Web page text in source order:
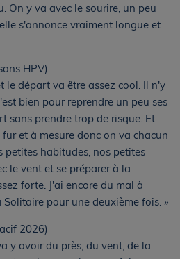
On y va avec le sourire, un peu
s'annonce vraiment longue et
HPV)
le départ va être assez cool. Il n'y
bien pour reprendre un peu ses
sans prendre trop de risque. Et
et à mesure donc on va chacun
petites habitudes, nos petites
le vent et se préparer à la
forte. J'ai encore du mal à
Solitaire pour une deuxième fois. »
2026)
y avoir du près, du vent, de la